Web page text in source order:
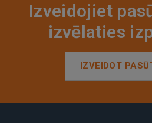
Izveidojiet
izvēlaties
IZVEIDOT